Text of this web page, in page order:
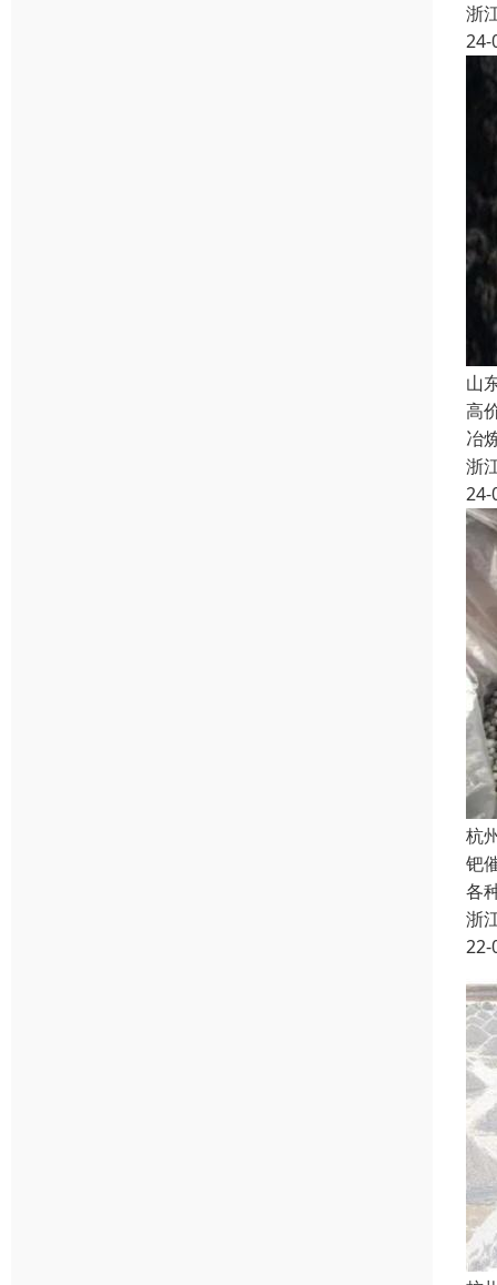
浙
24-
山
高
冶
浙
24-
杭
钯
各
浙
22-